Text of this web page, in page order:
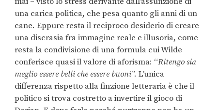
una carica politica, che pesa quanto gli anni di un
cane. Eppure resta il reciproco desiderio di creare
una discrasia fra immagine reale e illusoria, come
resta la condivisione di una formula cui Wilde
conferisce quasi il valore di aforisma: “Ritengo sia
meglio essere belli che essere buoni”. L’unica
differenza rispetto alla finzione letteraria è che il
politico si trova costretto a invertire il gioco di